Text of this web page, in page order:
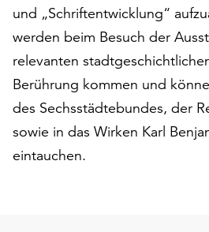
Schaltfläche
„Cookie-
Einstellungen“
zur
Verfügung.
Funktionale
Cookies
werden
und „Schriftentwicklung“
werden beim Besuch der
relevanten
Berührung kommen und
des Sechsstädtebundes, der
sowie in das Wirken Karl
eintauchen.